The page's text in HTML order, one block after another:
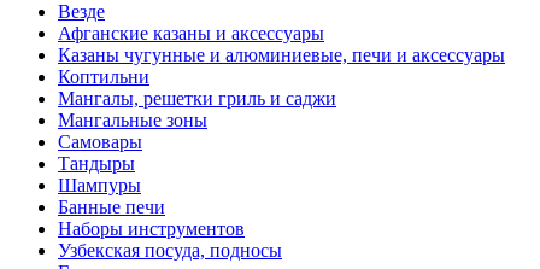
Везде
Афганские казаны и аксессуары
Казаны чугунные и алюминиевые, печи и аксессуары
Коптильни
Мангалы, решетки гриль и саджи
Мангальные зоны
Самовары
Тандыры
Шампуры
Банные печи
Наборы инструментов
Узбекская посуда, подносы